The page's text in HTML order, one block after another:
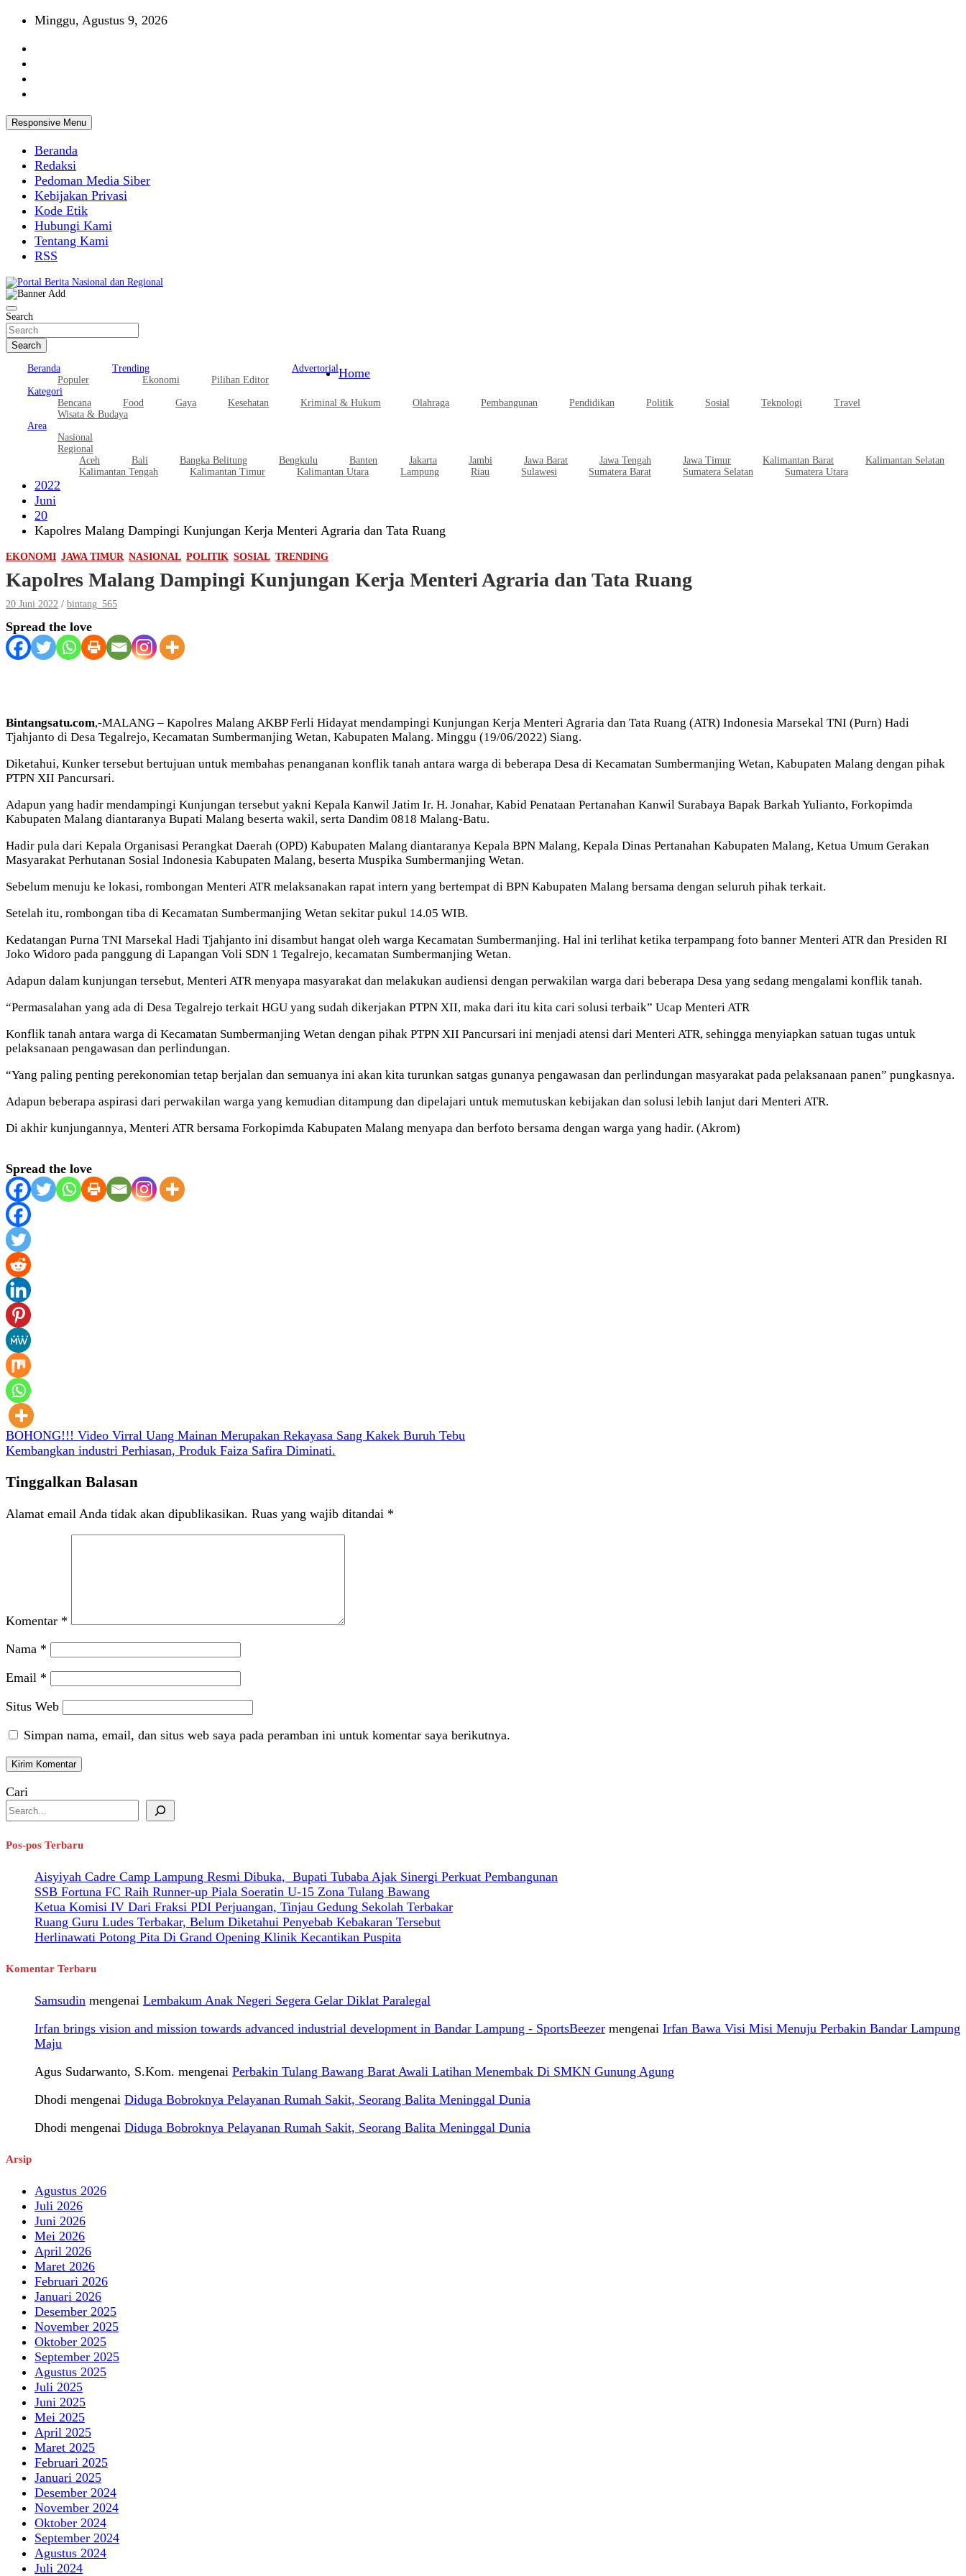
Skip
content
Minggu, Agustus 9, 2026
Responsive Menu
Beranda
Redaksi
Pedoman Media Siber
Kebijakan Privasi
Kode Etik
Hubungi Kami
Tentang Kami
RSS
Portal Berita Nasional dan Regional
Search
Search
Beranda
Populer
Trending
Ekonomi
Pilihan Editor
Advertorial
Kategori
Bencana
Food Gaya Kesehatan Kriminal & Hukum Olahraga Pembangunan Pendidikan Politik Sosial Teknologi
Travel
Wisata & Budaya
Area
Nasional
Regional
Aceh
Bali Bangka Belitung Bengkulu Banten Jakarta Jambi Jawa Barat Jawa Tengah Jawa Timur Kalimantan Barat
Kalimantan Selatan
Kalimantan Tengah
Kalimantan Timur Kalimantan Utara Lampung Riau Sulawesi Sumatera Barat Sumatera Selatan Sumatera Utara
Home
2022
Juni
20
Kapolres Malang Dampingi Kunjungan Kerja Menteri Agraria dan Tata Ruang
EKONOMI JAWA TIMUR NASIONAL POLITIK SOSIAL TRENDING
Kapolres Malang Dampingi Kunjungan Kerja Menteri Agraria dan Tata Ruang
20 Juni 2022 bintang_565
Spread the love
Bintangsatu.com,-MALANG – Kapolres Malang AKBP Ferli Hidayat mendampingi Kunjungan Kerja Menteri Agraria dan Tata Ruang (ATR) Indonesia Marsekal TNI (Purn) Hadi
Tjahjanto di Desa Tegalrejo, Kecamatan Sumbermanjing Wetan, Kabupaten Malang. Minggu (19/06/2022) Siang.
Diketahui, Kunker tersebut bertujuan untuk membahas penanganan konflik tanah antara warga di beberapa Desa di Kecamatan Sumbermanjing Wetan, Kabupaten Malang dengan pihak
PTPN XII Pancursari.
Adapun yang hadir mendampingi Kunjungan tersebut yakni Kepala Kanwil Jatim Ir. H. Jonahar, Kabid Penataan Pertanahan Kanwil Surabaya Bapak Barkah Yulianto, Forkopimda
Kabupaten Malang diantaranya Bupati Malang beserta wakil, serta Dandim 0818 Malang-Batu.
Hadir pula dari Kepala Organisasi Perangkat Daerah (OPD) Kabupaten Malang diantaranya Kepala BPN Malang, Kepala Dinas Pertanahan Kabupaten Malang, Ketua Umum Gerakan
Masyarakat Perhutanan Sosial Indonesia Kabupaten Malang, beserta Muspika Sumbermanjing Wetan.
Sebelum menuju ke lokasi, rombongan Menteri ATR melaksanakan rapat intern yang bertempat di BPN Kabupaten Malang bersama dengan seluruh pihak terkait.
Setelah itu, rombongan tiba di Kecamatan Sumbermanjing Wetan sekitar pukul 14.05 WIB.
Kedatangan Purna TNI Marsekal Hadi Tjahjanto ini disambut hangat oleh warga Kecamatan Sumbermanjing. Hal ini terlihat ketika terpampang foto banner Menteri ATR dan Presiden RI
Joko Widoro pada panggung di Lapangan Voli SDN 1 Tegalrejo, kecamatan Sumbermanjing Wetan.
Adapun dalam kunjungan tersebut, Menteri ATR menyapa masyarakat dan melakukan audiensi dengan perwakilan warga dari beberapa Desa yang sedang mengalami konflik tanah.
“Permasalahan yang ada di Desa Tegalrejo terkait HGU yang sudah dikerjakan PTPN XII, maka dari itu kita cari solusi terbaik” Ucap Menteri ATR
Konflik tanah antara warga di Kecamatan Sumbermanjing Wetan dengan pihak PTPN XII Pancursari ini menjadi atensi dari Menteri ATR, sehingga menyiapkan satuan tugas untuk
pelaksanaan pengawasan dan perlindungan.
“Yang paling penting perekonomian tetap berjalan dan semuanya ini akan kita turunkan satgas gunanya pengawasan dan perlindungan masyarakat pada pelaksanaan panen” pungkasnya.
Adapun beberapa aspirasi dari perwakilan warga yang kemudian ditampung dan dipelajari untuk memutuskan kebijakan dan solusi lebih lanjut dari Menteri ATR.
Di akhir kunjungannya, Menteri ATR bersama Forkopimda Kabupaten Malang menyapa dan berfoto bersama dengan warga yang hadir‎. (Akrom)
Spread the love
Navigasi
pos
BOHONG!!! Video Virral Uang Mainan Merupakan Rekayasa Sang Kakek Buruh Tebu
Kembangkan industri Perhiasan, Produk Faiza Safira Diminati.
Tinggalkan Balasan
Alamat email Anda tidak akan dipublikasikan. Ruas yang wajib ditandai *
Komentar *
Nama *
Email *
Situs Web
Simpan nama, email, dan situs web saya pada peramban ini untuk komentar saya berikutnya.
Cari
Pos-pos Terbaru
Aisyiyah Cadre Camp Lampung Resmi Dibuka, Bupati Tubaba Ajak Sinergi Perkuat Pembangunan
SSB Fortuna FC Raih Runner-up Piala Soeratin U-15 Zona Tulang Bawang
Ketua Komisi IV Dari Fraksi PDI Perjuangan, Tinjau Gedung Sekolah Terbakar
Ruang Guru Ludes Terbakar, Belum Diketahui Penyebab Kebakaran Tersebut
Herlinawati Potong Pita Di Grand Opening Klinik Kecantikan Puspita
Komentar Terbaru
Samsudin mengenai Lembakum Anak Negeri Segera Gelar Diklat Paralegal
Irfan brings vision and mission towards advanced industrial development in Bandar Lampung - SportsBeezer mengenai Irfan Bawa Visi Misi Menuju Perbakin Bandar Lampung
Maju
Agus Sudarwanto, S.Kom. mengenai Perbakin Tulang Bawang Barat Awali Latihan Menembak Di SMKN Gunung Agung
Dhodi mengenai Diduga Bobroknya Pelayanan Rumah Sakit, Seorang Balita Meninggal Dunia
Dhodi mengenai Diduga Bobroknya Pelayanan Rumah Sakit, Seorang Balita Meninggal Dunia
Arsip
Agustus 2026
Juli 2026
Juni 2026
Mei 2026
April 2026
Maret 2026
Februari 2026
Januari 2026
Desember 2025
November 2025
Oktober 2025
September 2025
Agustus 2025
Juli 2025
Juni 2025
Mei 2025
April 2025
Maret 2025
Februari 2025
Januari 2025
Desember 2024
November 2024
Oktober 2024
September 2024
Agustus 2024
Juli 2024